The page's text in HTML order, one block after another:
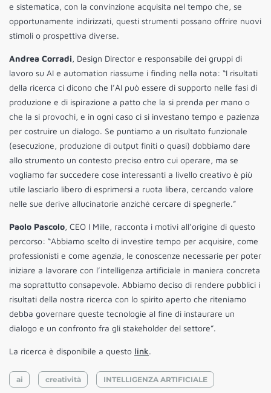
e sistematica, con la convinzione acquisita nel tempo che, se
opportunamente indirizzati, questi strumenti possano offrire nuovi
stimoli o prospettiva diverse.
Andrea Corradi, Design Director e responsabile dei gruppi di
lavoro su AI e automation riassume i finding nella nota: “I risultati
della ricerca ci dicono che l’AI può essere di supporto nelle fasi di
produzione e di ispirazione a patto che la si prenda per mano o
che la si provochi, e in ogni caso ci si investano tempo e pazienza
per costruire un dialogo. Se puntiamo a un risultato funzionale
(esecuzione, produzione di output finiti o quasi) dobbiamo dare
allo strumento un contesto preciso entro cui operare, ma se
vogliamo far succedere cose interessanti a livello creativo è più
utile lasciarlo libero di esprimersi a ruota libera, cercando valore
nelle sue derive allucinatorie anziché cercare di spegnerle.”
Paolo Pascolo, CEO I Mille, racconta i motivi all’origine di questo
percorso: “Abbiamo scelto di investire tempo per acquisire, come
professionisti e come agenzia, le conoscenze necessarie per poter
iniziare a lavorare con l’intelligenza artificiale in maniera concreta
ma soprattutto consapevole. Abbiamo deciso di rendere pubblici i
risultati della nostra ricerca con lo spirito aperto che riteniamo
debba governare queste tecnologie al fine di instaurare un
dialogo e un confronto fra gli stakeholder del settore”.
La ricerca è disponibile a questo link.
ai creatività INTELLIGENZA ARTIFICIALE